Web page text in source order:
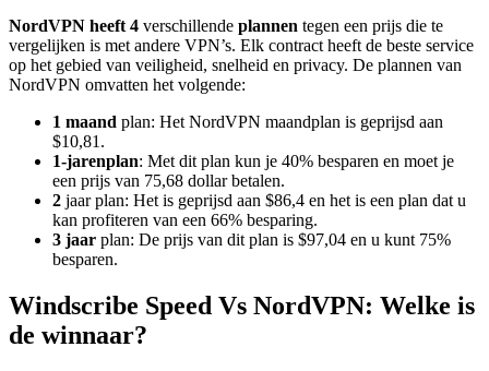
NordVPN heeft 4 verschillende plannen tegen een prijs die te
vergelijken is met andere VPN’s. Elk contract heeft de beste service
op het gebied van veiligheid, snelheid en privacy. De plannen van
NordVPN omvatten het volgende:
1 maand plan: Het NordVPN maandplan is geprijsd aan
$10,81.
1-jarenplan: Met dit plan kun je 40% besparen en moet je
een prijs van 75,68 dollar betalen.
2 jaar plan: Het is geprijsd aan $86,4 en het is een plan dat u
kan profiteren van een 66% besparing.
3 jaar plan: De prijs van dit plan is $97,04 en u kunt 75%
besparen.
Windscribe Speed Vs NordVPN: Welke is
de winnaar?